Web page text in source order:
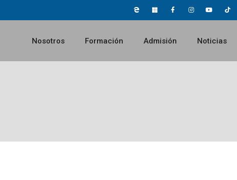
Nosotros Formación Admisión Noticias